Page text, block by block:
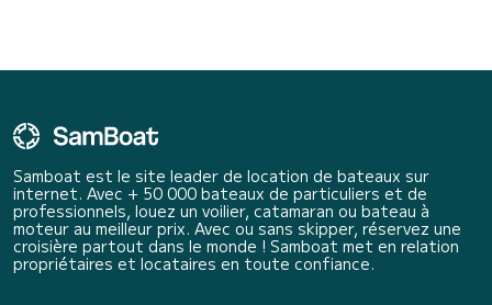
Samboat est le site leader de location de bateaux sur
internet. Avec + 50 000 bateaux de particuliers et de
professionnels, louez un voilier, catamaran ou bateau à
moteur au meilleur prix. Avec ou sans skipper, réservez une
croisière partout dans le monde ! Samboat met en relation
propriétaires et locataires en toute confiance.